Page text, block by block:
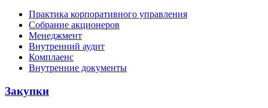
Практика корпоративного управления
Собрание акционеров
Менеджмент
Внутренний аудит
Комплаенс
Внутренние документы
Закупки